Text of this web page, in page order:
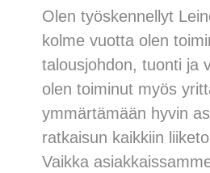
Olen työskennellyt
kolme vuotta olen
talousjohdon, tuonti ja
olen toiminut myös
ymmärtämään hyvin
ratkaisun kaikkiin
Vaikka